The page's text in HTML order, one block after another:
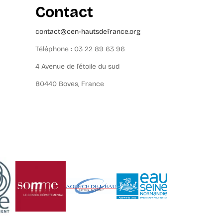
Contact
contact@cen-hautsdefrance.org
Téléphone : 03 22 89 63 96
4 Avenue de l’étoile du sud
80440 Boves, France